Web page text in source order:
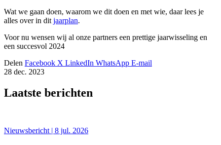
Wat we gaan doen, waarom we dit doen en met wie, daar lees je
alles over in dit jaarplan.
Voor nu wensen wij al onze partners een prettige jaarwisseling en
een succesvol 2024
Delen Facebook X LinkedIn WhatsApp E-mail
28 dec. 2023
Laatste berichten
Nieuwsbericht | 8 jul. 2026